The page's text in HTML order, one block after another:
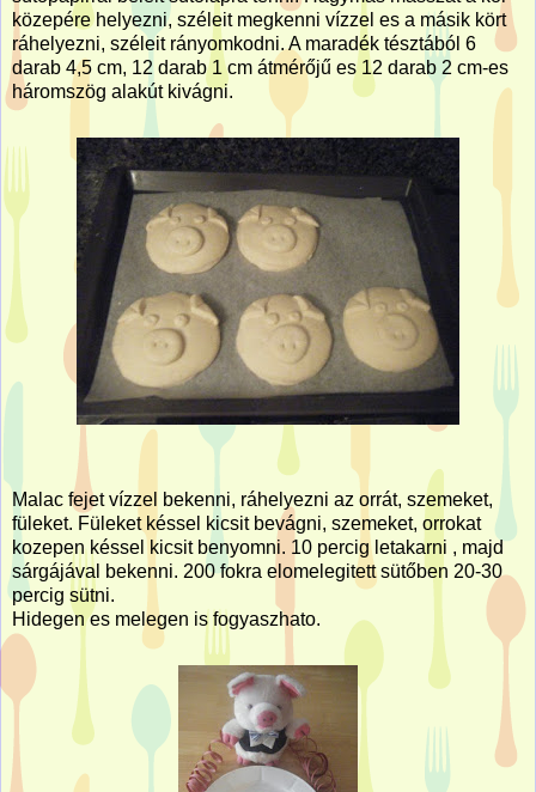
közepére helyezni, széleit megkenni vízzel es a másik kört
ráhelyezni, széleit rányomkodni. A maradék tésztából 6
darab 4,5 cm, 12 darab 1 cm átmérőjű es 12 darab 2 cm-es
háromszög alakút kivágni.
Malac fejet vízzel bekenni, ráhelyezni az orrát, szemeket,
füleket. Füleket késsel kicsit bevágni, szemeket, orrokat
kozepen késsel kicsit benyomni. 10 percig letakarni , majd
sárgájával bekenni. 200 fokra elomelegitett sütőben 20-30
percig sütni.
Hidegen es melegen is fogyaszhato.